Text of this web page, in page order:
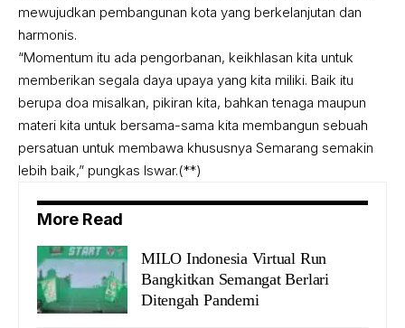
mewujudkan pembangunan kota yang berkelanjutan dan
harmonis.
“Momentum itu ada pengorbanan, keikhlasan kita untuk
memberikan segala daya upaya yang kita miliki. Baik itu
berupa doa misalkan, pikiran kita, bahkan tenaga maupun
materi kita untuk bersama-sama kita membangun sebuah
persatuan untuk membawa khususnya Semarang semakin
lebih baik,” pungkas Iswar.(**)
More Read
MILO Indonesia Virtual Run
Bangkitkan Semangat Berlari
Ditengah Pandemi